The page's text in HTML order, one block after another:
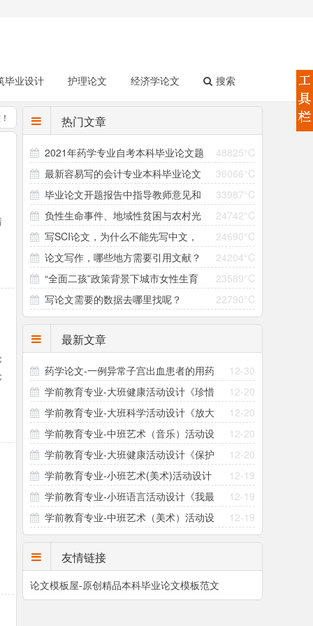
毕业设计 护理论文 经济学论文 搜索
热门文章
48825°C
2021年药学专业自考本科毕业论文题
目（158个）
36066°C
最新容易写的会计专业本科毕业论文
选题（4个方向33个题目）
33987°C
毕业论文开题报告中指导教师意见和
领导小组意见怎么写？
24742°C
负性生命事件、地域性贫困与农村光
棍问题的形成机制研究 ——以大别山村为个案24690°C
写SCI论文，为什么不能先写中文，
再翻译成英文直接投稿？
24204°C
论文写作，哪些地方需要引用文献？
引用参考文献有哪些注意事项？
23589°C
“全面二孩”政策背景下城市女性生育
意愿与生育行为差异研究
22790°C
写论文需要的数据去哪里找呢？
最新文章
12-30
药学论文-一例异常子宫出血患者的用药
指导方案设计
12-20
学前教育专业-大班健康活动设计《珍惜
粮食》
12-20
学前教育专业-大班科学活动设计《放大
镜的秘密》
12-20
学前教育专业-中班艺术（音乐）活动设
计《三只小熊》
12-20
学前教育专业-大班健康活动设计《保护
眼睛》
12-19
学前教育专业-小班艺术(美术)活动设计
《撕面条》
12-19
学前教育专业-小班语言活动设计《我最
爱吃的食物》
12-19
学前教育专业-中班艺术（美术）活动设
计《恐龙的小秘密》
友情链接
论文模板屋-原创精品本科毕业论文模板范文